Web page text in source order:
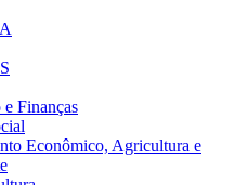
Finanças
Econômico, Agricultura e